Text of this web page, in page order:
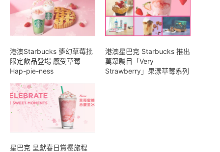
港澳Starbucks 夢幻草莓批
限定飲品登場 感受草莓
Hap-pie-ness
港澳星巴克 Starbucks 推出
萬眾矚目「Very
Strawberry」果漾草莓系列
星巴克 呈獻春日賞櫻旅程